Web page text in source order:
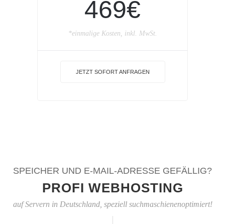
469€
*einmalige Kosten, inkl. MwSt.
JETZT SOFORT ANFRAGEN
SPEICHER UND E-MAIL-ADRESSE GEFÄLLIG?
PROFI WEBHOSTING
auf Servern in Deutschland, speziell suchmaschienenoptimiert!